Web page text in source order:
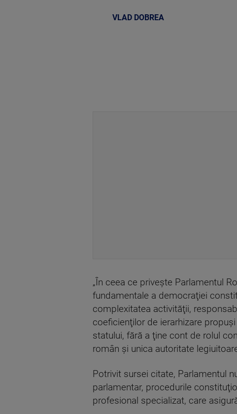
VLAD DOBREA
„În ceea ce priveşte Parlamentul
fundamentale a democraţiei
complexitatea activităţii,
coeficienţilor de ierarhizare
statului, fără a ţine cont de rolul
român şi unica autoritate
Potrivit sursei citate, Parlamentul
parlamentar, procedurile
profesional specializat, care